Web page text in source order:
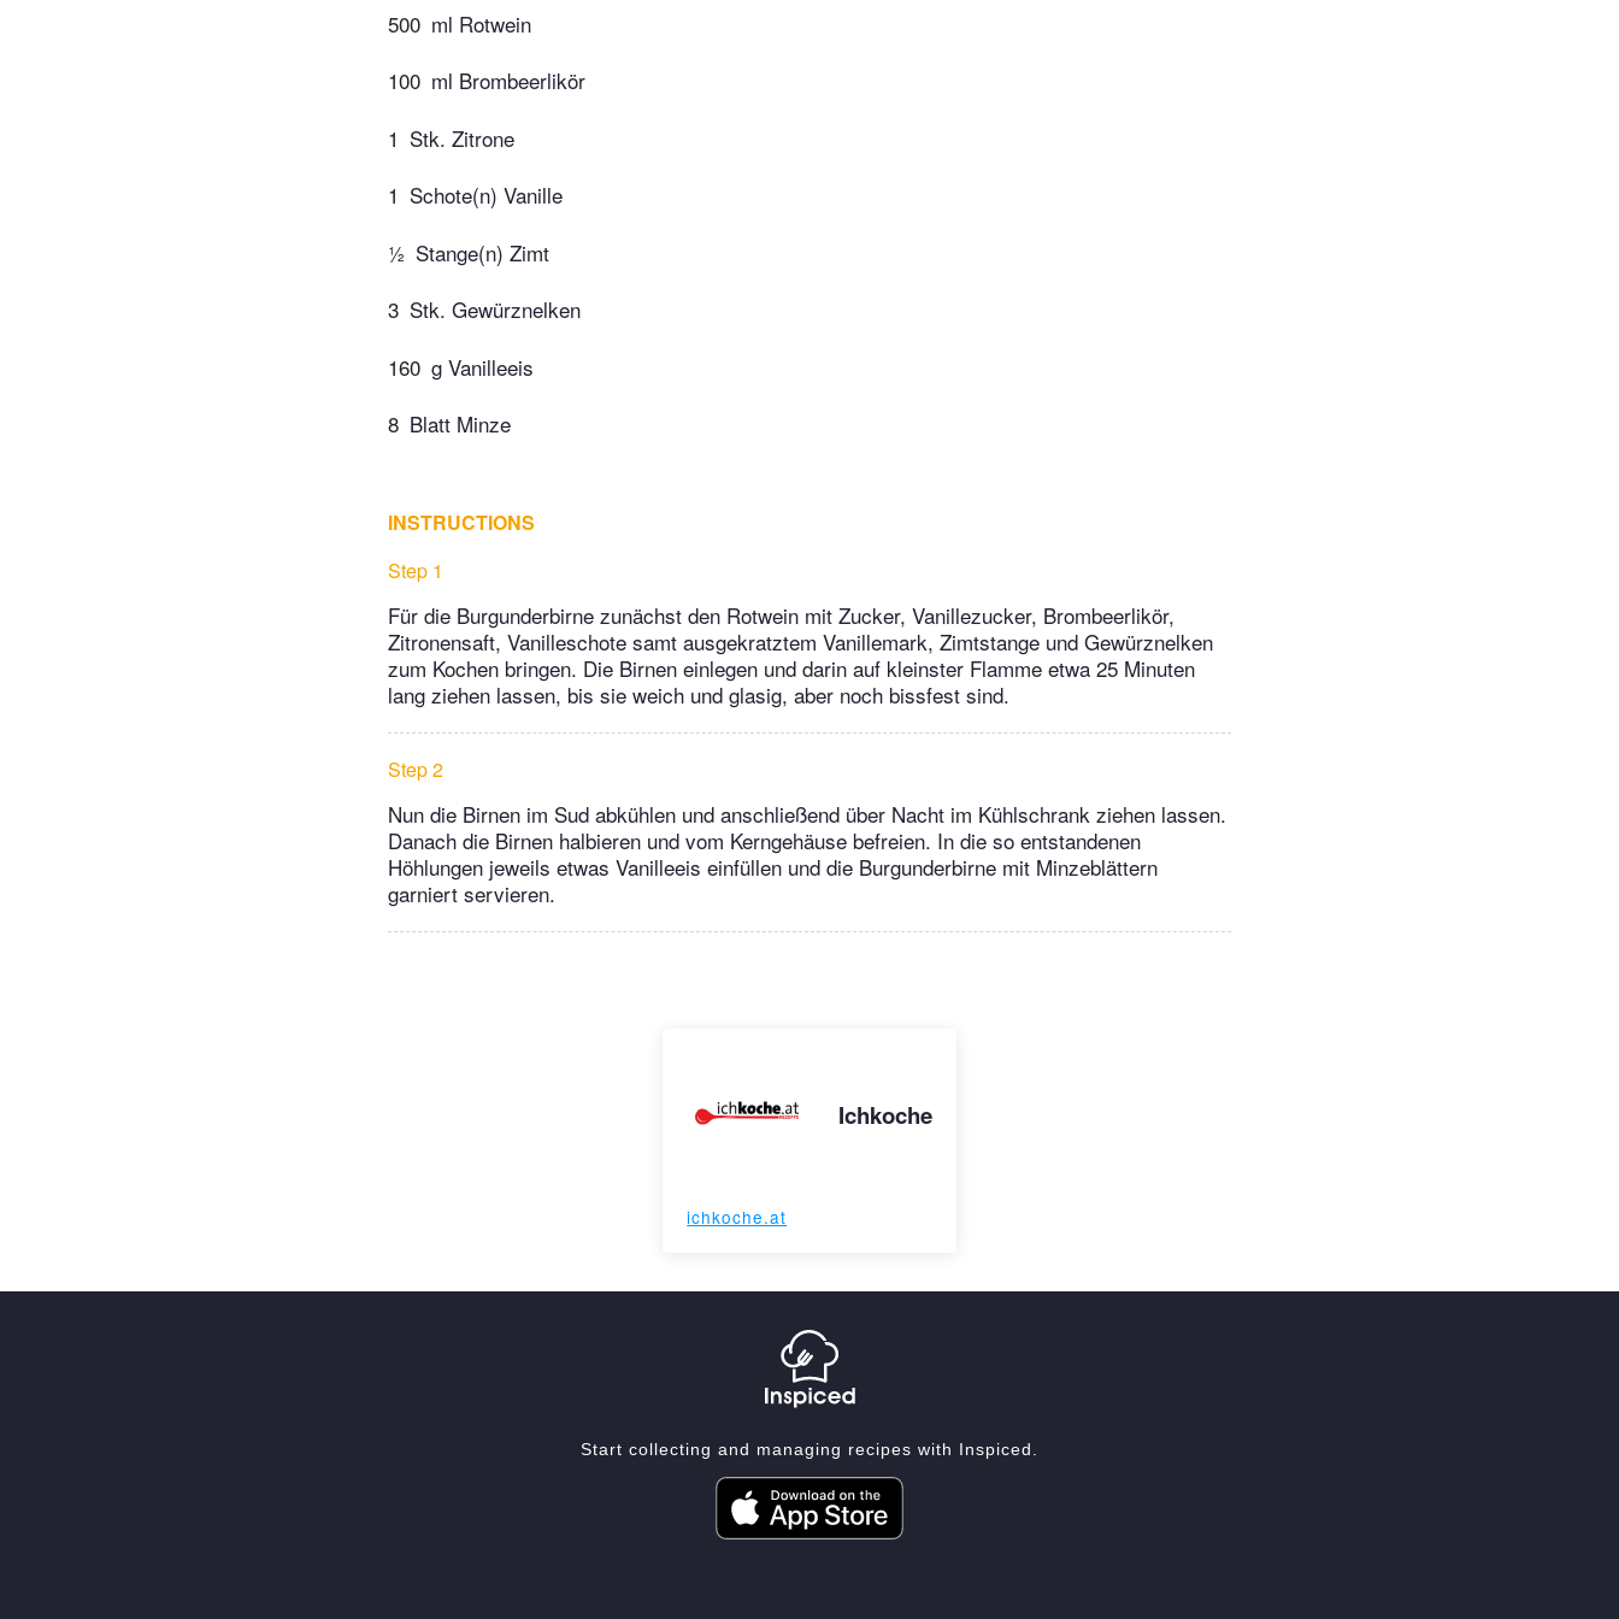
500 ml Rotwein
100 ml Brombeerlikör
1 Stk. Zitrone
1 Schote(n) Vanille
½ Stange(n) Zimt
3 Stk. Gewürznelken
160 g Vanilleeis
8 Blatt Minze
INSTRUCTIONS
Step 1
Für die Burgunderbirne zunächst den Rotwein mit Zucker, Vanillezucker, Brombeerlikör,
Zitronensaft, Vanilleschote samt ausgekratztem Vanillemark, Zimtstange und Gewürznelken
zum Kochen bringen. Die Birnen einlegen und darin auf kleinster Flamme etwa 25 Minuten
lang ziehen lassen, bis sie weich und glasig, aber noch bissfest sind.
Step 2
Nun die Birnen im Sud abkühlen und anschließend über Nacht im Kühlschrank ziehen lassen.
Danach die Birnen halbieren und vom Kerngehäuse befreien. In die so entstandenen
Höhlungen jeweils etwas Vanilleeis einfüllen und die Burgunderbirne mit Minzeblättern
garniert servieren.
Ichkoche
ichkoche.at
Start collecting and managing recipes with Inspiced.